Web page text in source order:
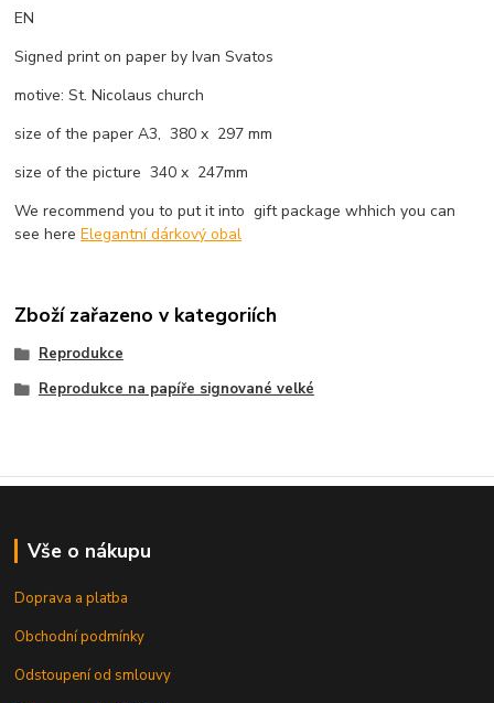
EN
Signed print on paper by Ivan Svatos
motive: St. Nicolaus church
size of the paper A3, 380 x 297 mm
size of the picture 340 x 247mm
We recommend you to put it into gift package whhich you can
see hereElegantní dárkový obal
Zboží zařazeno v kategoriích
Reprodukce
Reprodukce na papíře signované velké
Vše o nákupu
Doprava a platba
Obchodní podmínky
Odstoupení od smlouvy